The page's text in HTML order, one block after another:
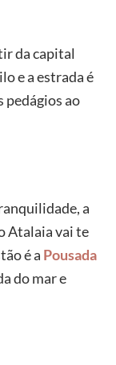
da capital
e a estrada é
pedágios ao
a
Atalaia vai te
é a Pousada
do mar e